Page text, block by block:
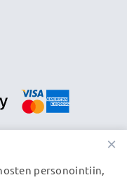
×
personointiin,